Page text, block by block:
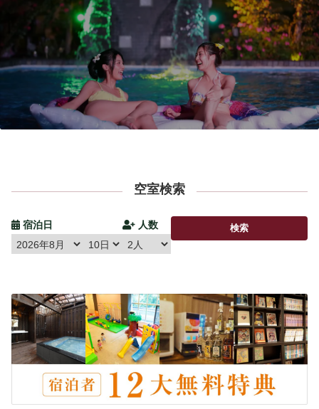
宿泊プラン一覧 空室カレンダー
予約確認・キャンセル
よくあるお問い合せ お問い合わせ
空室検索
宿泊日 人数 検索